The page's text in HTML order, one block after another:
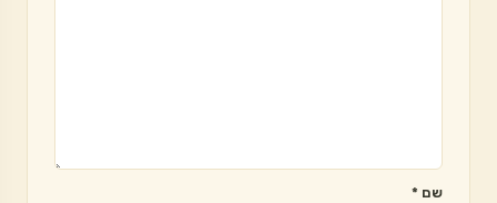
שם *